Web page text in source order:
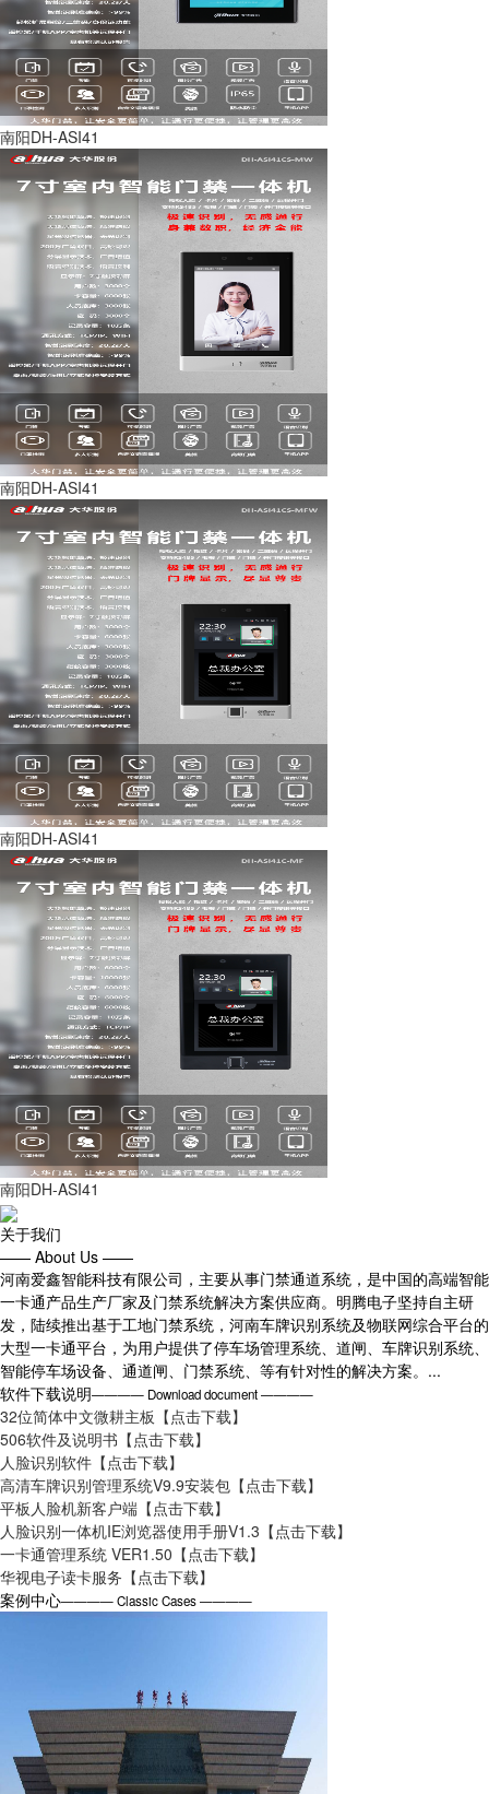
南阳DH-ASI41
南阳DH-ASI41
南阳DH-ASI41
南阳DH-ASI41
关于我们
—— About Us ——
河南爱鑫智能科技有限公司，主要从事门禁通道系统，是中国的高端智能
一卡通产品生产厂家及门禁系统解决方案供应商。明腾电子坚持自主研
发，陆续推出基于工地门禁系统，河南车牌识别系统及物联网综合平台的
大型一卡通平台，为用户提供了停车场管理系统、道闸、车牌识别系统、
智能停车场设备、通道闸、门禁系统、等有针对性的解决方案。...
软件下载说明———— Download document ————
32位简体中文微耕主板 【点击下载】
506软件及说明书 【点击下载】
人脸识别软件 【点击下载】
高清车牌识别管理系统V9.9安装包 【点击下载】
平板人脸机新客户端 【点击下载】
人脸识别一体机IE浏览器使用手册V1.3 【点击下载】
一卡通管理系统 VER1.50 【点击下载】
华视电子读卡服务 【点击下载】
案例中心———— Classic Cases ————